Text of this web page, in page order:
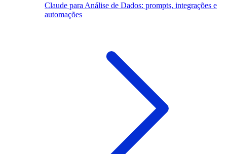
Claude para Análise de Dados: prompts, integrações e
automações